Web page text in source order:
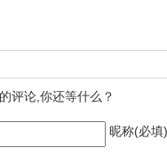
评论,你还等什么？
昵称(必填)